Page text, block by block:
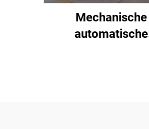
Mechanische
automatische